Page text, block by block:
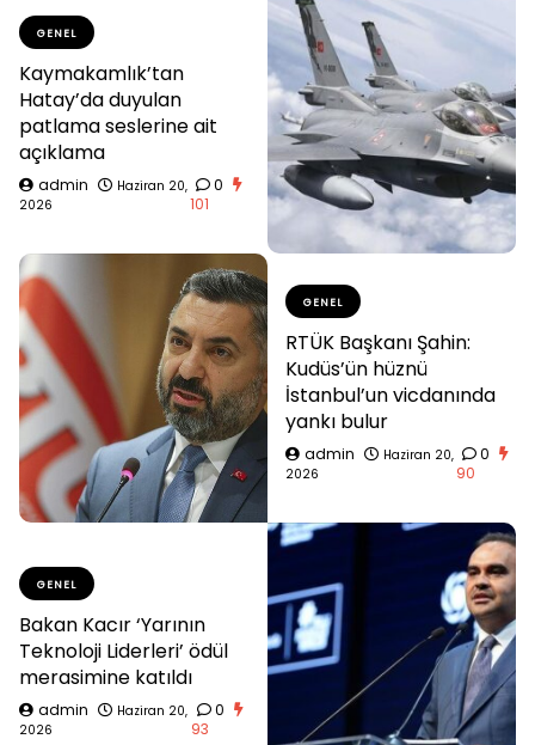
GENEL
Kaymakamlık’tan
Hatay’da duyulan
patlama seslerine ait
açıklama
admin
Haziran 20,
2026
0
101
GENEL
RTÜK Başkanı Şahin:
Kudüs’ün hüznü
İstanbul’un vicdanında
yankı bulur
admin
Haziran 20,
2026
0
90
GENEL
Bakan Kacır ‘Yarının
Teknoloji Liderleri’ ödül
merasimine katıldı
admin
Haziran 20,
2026
0
93